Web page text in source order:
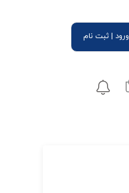
ورود | ثبت نام